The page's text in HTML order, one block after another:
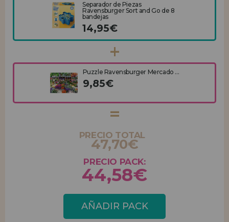
Separador de Piezas
Ravensburger Sort and Go de 8
bandejas
14,95€
Puzzle Ravensburger Mercado ...
9,85€
PRECIO TOTAL
47,70€
PRECIO PACK:
44,58€
AÑADIR PACK